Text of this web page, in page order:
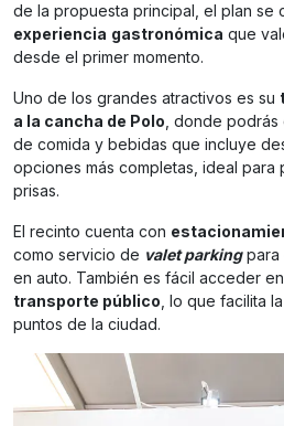
de la propuesta principal, el plan se
experiencia gastronómica que
desde el primer momento.
Uno de los grandes atractivos es su
a la cancha de Polo , donde
de comida y bebidas que incluye
opciones más completas, ideal para
prisas.
El recinto cuenta con
como servicio de valet parkingpara
en auto. También es fácil acceder en
transporte público , lo que facilita
puntos de la ciudad.